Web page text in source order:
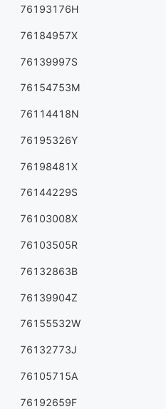
76193176H
76184957X
76139997S
76154753M
76114418N
76195326Y
76198481X
76144229S
76103008X
76103505R
76132863B
76139904Z
76155532W
76132773J
76105715A
76192659F